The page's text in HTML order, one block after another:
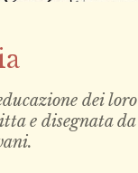
dei loro
e disegnata da